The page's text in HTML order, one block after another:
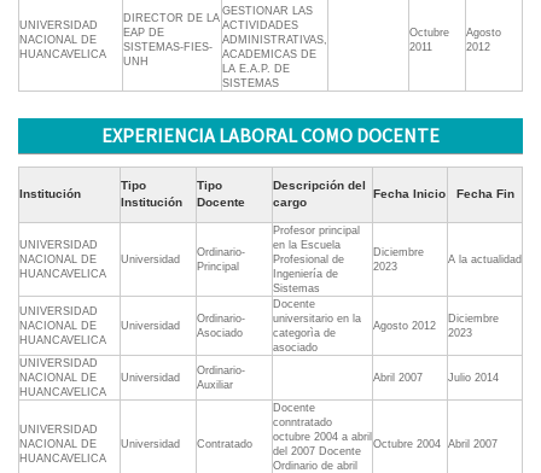
UNIVERSIDAD
NACIONAL DE
HUANCAVELICA
DIRECTOR DE LA
EAP DE
SISTEMAS-FIES-
UNH
GESTIONAR LAS
ACTIVIDADES
ADMINISTRATIVAS,
ACADEMICAS DE
LA E.A.P. DE
SISTEMAS
Octubre
2011
Agosto
2012
EXPERIENCIA LABORAL COMO DOCENTE
Institución
Tipo
Institución
Tipo
Docente
Descripción del
cargo
Fecha Inicio Fecha Fin
UNIVERSIDAD
NACIONAL DE
HUANCAVELICA
Universidad
Ordinario-
Principal
Profesor principal
en la Escuela
Profesional de
Ingeniería de
Sistemas
Diciembre
2023
A la actualidad
UNIVERSIDAD
NACIONAL DE
HUANCAVELICA
Universidad
Ordinario-
Asociado
Docente
universitario en la
categorìa de
asociado
Agosto 2012
Diciembre
2023
UNIVERSIDAD
NACIONAL DE
HUANCAVELICA
Universidad
Ordinario-
Auxiliar
Abril 2007 Julio 2014
UNIVERSIDAD
NACIONAL DE
HUANCAVELICA
Universidad Contratado
Docente
conntratado
octubre 2004 a abril
del 2007 Docente
Ordinario de abril
Octubre 2004 Abril 2007